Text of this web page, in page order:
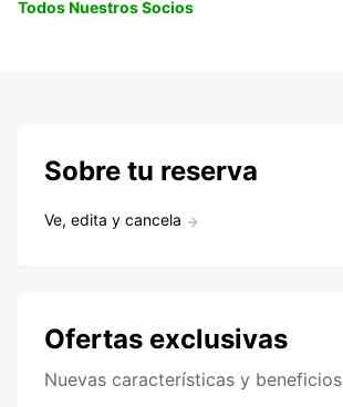
Todos Nuestros Socios
Sobre tu reserva
Ve, edita y cancela
Ofertas exclusivas
Nuevas características y beneficios